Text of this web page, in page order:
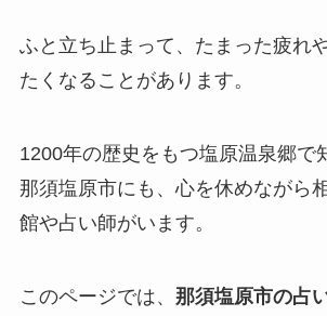
ふと立ち止まって、たまった疲れ
たくなることがあります。
1200年の歴史をもつ塩原温泉郷で
那須塩原市にも、心を休めながら
館や占い師がいます。
このページでは、 那須塩原市の占